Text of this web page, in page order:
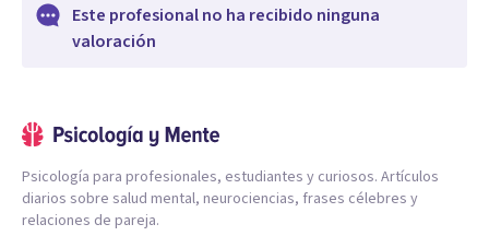
Este profesional no ha recibido ninguna
valoración
Psicología para profesionales, estudiantes y curiosos. Artículos
diarios sobre salud mental, neurociencias, frases célebres y
relaciones de pareja.